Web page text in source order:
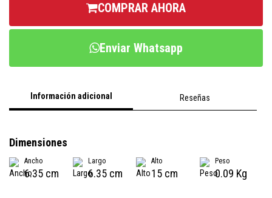
COMPRAR AHORA
Enviar Whatsapp
Información adicional Reseñas
Dimensiones
Ancho
6.35 cm
Largo
6.35 cm
Alto
15 cm
Peso
0.09 Kg